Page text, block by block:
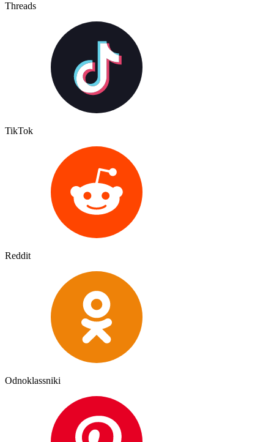
Threads
TikTok
Reddit
Odnoklassniki